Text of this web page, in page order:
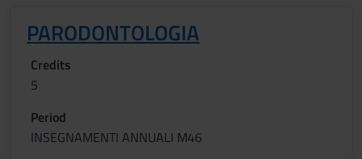
PARODONTOLOGIA
Credits
5
Period
INSEGNAMENTI ANNUALI M46